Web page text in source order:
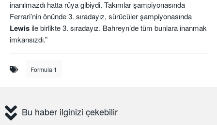
inanılmazdı hatta rüya gibiydi. Takımlar şampiyonasında
Ferrari’nin önünde 3. sıradayız, sürücüler şampiyonasında
Lewisile birlikte 3. sıradayız. Bahreyn’de tüm bunlara inanmak
imkansızdı.”
Formula 1
Bu haber ilginizi çekebilir